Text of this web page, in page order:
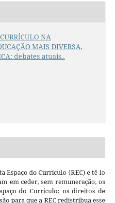
NA
MAIS DIVERSA,
debates atuais..
Espaço do Currículo (REC) e tê-lo
em ceder, sem remuneração, os
do Currículo: os direitos de
para que a REC redistribua esse